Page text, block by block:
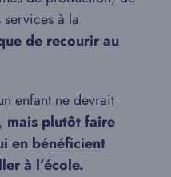
services à la
de recourir au
enfant ne devrait
mais plutôt faire
en bénéficient
à l’école.